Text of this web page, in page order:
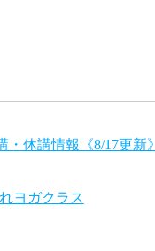
休講情報《8/17更新》
ヨガクラス